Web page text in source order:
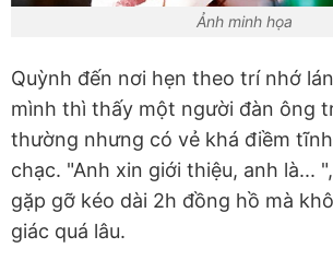
Ảnh minh họa
Quỳnh đến nơi hẹn theo trí nhớ
mình thì thấy một người đàn ông
thường nhưng có vẻ khá điềm
chạc. "Anh xin giới thiệu, anh là...
gặp gỡ kéo dài 2h đồng hồ mà
giác quá lâu.